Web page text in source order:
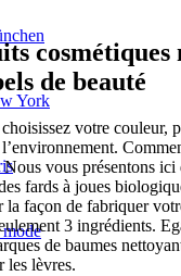
York
cosmétiques
de beauté
votre couleur,
vous présentons ici
fards à joues
la façon de fabriquer
3 ingrédients.
de baumes
les lèvres.